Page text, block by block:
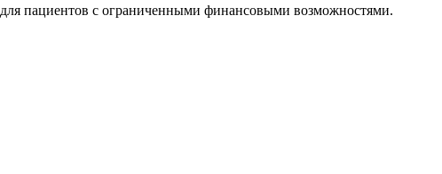
пациентов с ограниченными финансовыми возможностями.